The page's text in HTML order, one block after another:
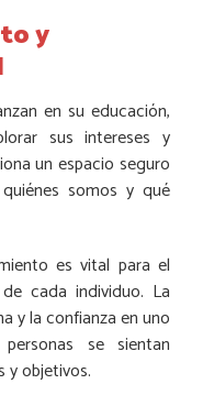
y
en su educación,
sus intereses y
un espacio seguro
somos y qué
es vital para el
cada individuo. La
y la confianza en uno
se sientan
y objetivos.